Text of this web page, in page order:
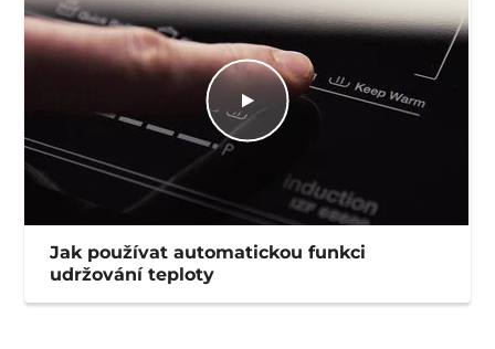
Jak používat automatickou funkci
udržování teploty